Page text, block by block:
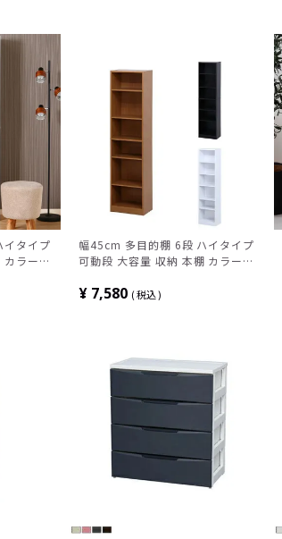
タイプ
ラーボ
幅45cm 多目的棚 6段 ハイタイプ
可動段 大容量 収納 本棚 カラーボ
¥ 7,580 税込